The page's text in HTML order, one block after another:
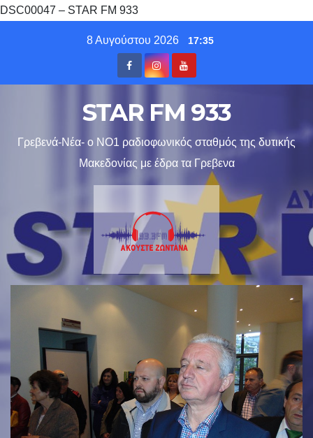
DSC00047 – STAR FM 933
8 Αυγούστου 2026 17:35
STAR FM 933
Γρεβενά-Νέα- ο ΝΟ1 ραδιοφωνικός σταθμός της δυτικής
Μακεδονίας με έδρα τα Γρεβενα